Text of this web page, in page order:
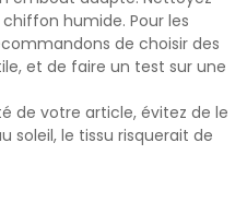
humide. Pour les
de choisir des
et de faire un test sur une
de votre article, évitez de le
soleil, le tissu risquerait de